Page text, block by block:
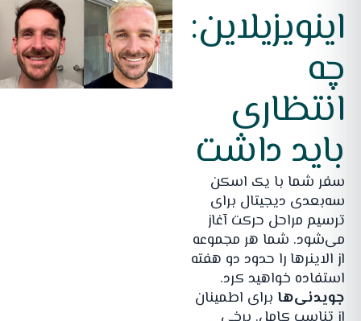
اینویزیلاین:
چه
انتظاری
باید داشت
سفر شما با یک اسکن
سه‌بعدی دیجیتال برای
ترسیم مراحل حرکت آغاز
می‌شود. شما هر مجموعه
از الاینرها را حدود دو هفته
استفاده خواهید کرد.
جویدنی‌ها برای اطمینان